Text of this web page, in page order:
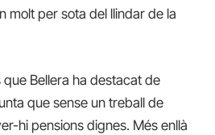
molt per sota del llindar de la
Bellera ha destacat de
que sense un treball de
hi pensions dignes. Més enllà